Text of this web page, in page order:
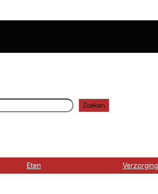
Zoeken
Eten Verzorging